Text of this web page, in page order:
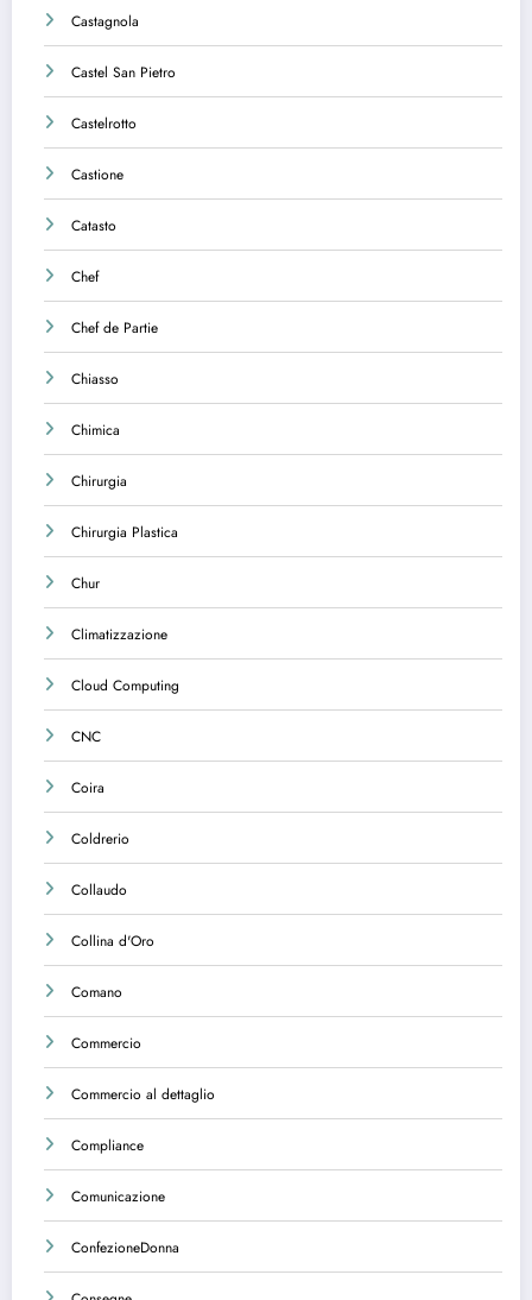
Castagnola
Castel San Pietro
Castelrotto
Castione
Catasto
Chef
Chef de Partie
Chiasso
Chimica
Chirurgia
Chirurgia Plastica
Chur
Climatizzazione
Cloud Computing
CNC
Coira
Coldrerio
Collaudo
Collina d'Oro
Comano
Commercio
Commercio al dettaglio
Compliance
Comunicazione
ConfezioneDonna